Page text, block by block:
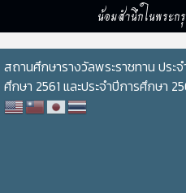
น้อมสำนึกในพระ
สถานศึกษารางวัลพระราชทาน ประ
ศึกษา 2561 และประจำปีการศึกษา